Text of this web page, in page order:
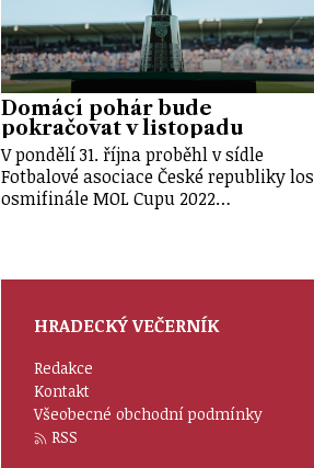
Domácí pohár bude
pokračovat v listopadu
V pondělí 31. října proběhl v sídle
Fotbalové asociace České republiky los
osmifinále MOL Cupu 2022…
HRADECKÝ VEČERNÍK
Redakce
Kontakt
Všeobecné obchodní podmínky
RSS